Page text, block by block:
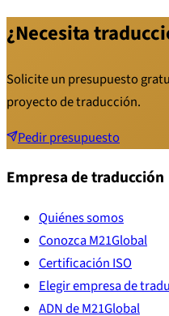
¿Necesita
Solicite un presupuesto
proyecto de traducción.
Pedir presupuesto
Empresa de traducción
Quiénes somos
Conozca M21Global
Certificación ISO
Elegir empresa de
ADN de M21Global